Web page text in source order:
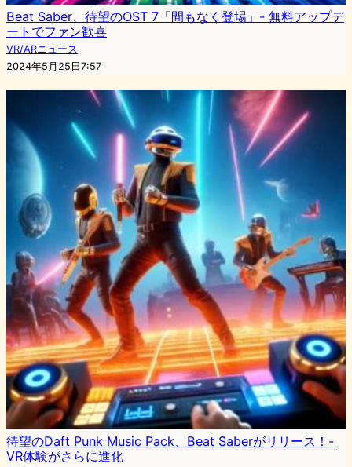
Beat Saber、待望のOST 7「間もなく登場」- 無料アップデ
ートでファン歓喜
VR/ARニュース
2024年5月25日7:57
待望のDaft Punk Music Pack、Beat Saberがリリース！-
VR体験がさらに進化